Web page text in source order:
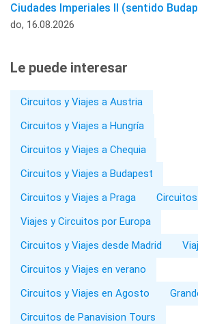
Ciudades Imperiales II (sentido
do, 16.08.2026
Le puede interesar
Circuitos y Viajes a Austria
Circuitos y Viajes a Hungría
Circuitos y Viajes a Chequia
Circuitos y Viajes a Budapest
Circuitos y Viajes a Praga
Viajes y Circuitos por Europa
Circuitos y Viajes desde Madrid
Circuitos y Viajes en verano
Circuitos y Viajes en Agosto
Circuitos de Panavision Tours